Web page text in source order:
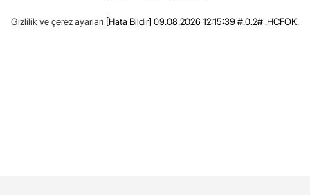
Gizlilik ve çerez ayarları [Hata Bildir] 09.08.2026 12:15:39 #.0.2# .HCFOK.